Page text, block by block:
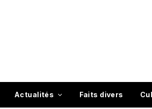
Actualités Faits divers